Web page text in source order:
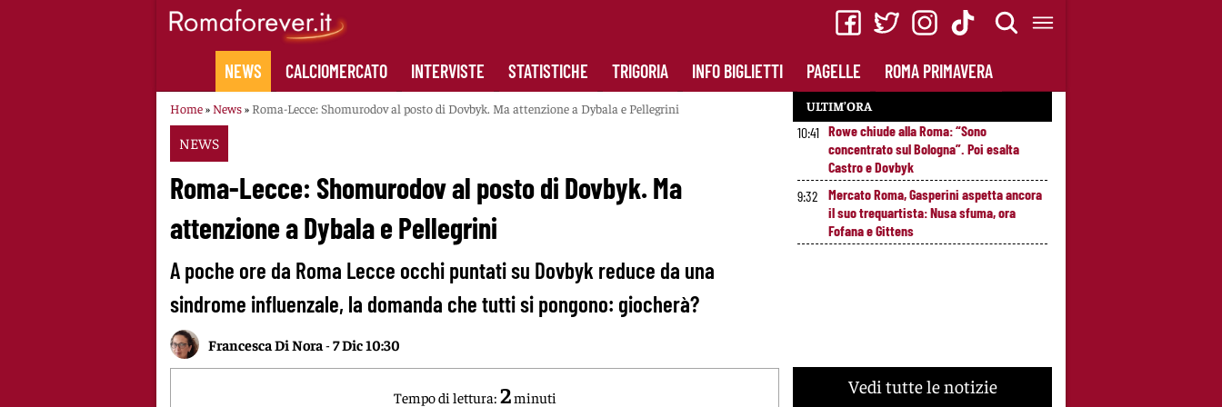
NEWS CALCIOMERCATO INTERVISTE STATISTICHE TRIGORIA INFO BIGLIETTI PAGELLE ROMA PRIMAVERA
Home» News» Roma-Lecce: Shomurodov al posto di Dovbyk. Ma attenzione a Dybala e Pellegrini
NEWS
Roma-Lecce: Shomurodov al posto di Dovbyk. Ma
attenzione a Dybala e Pellegrini
A poche ore da Roma Lecce occhi puntati su Dovbyk reduce da una
sindrome influenzale, la domanda che tutti si pongono: giocherà?
Francesca Di Nora -7 Dic 10:30
Tempo di lettura: 2minuti
ULTIM’ORA
10:41 Rowe chiude alla Roma: “Sono
concentrato sul Bologna”. Poi esalta
Castro e Dovbyk
9:32
Mercato Roma, Gasperini aspetta ancora
il suo trequartista: Nusa sfuma, ora
Fofana e Gittens
Vedi tutte le notizie